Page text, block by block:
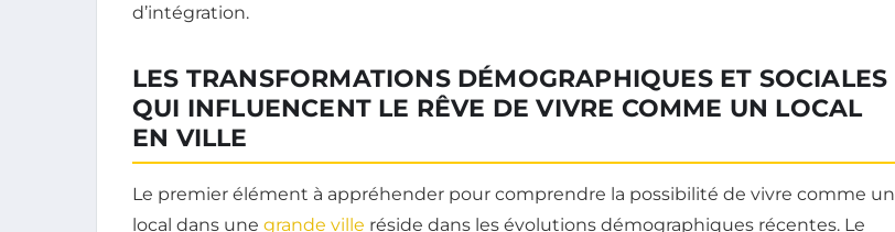
d’intégration.
LES TRANSFORMATIONS DÉMOGRAPHIQUES ET SOCIALES
QUI INFLUENCENT LE RÊVE DE VIVRE COMME UN LOCAL
EN VILLE
Le premier élément à appréhender pour comprendre la possibilité de vivre comme un
local dans une grande ville réside dans les évolutions démographiques récentes. Le